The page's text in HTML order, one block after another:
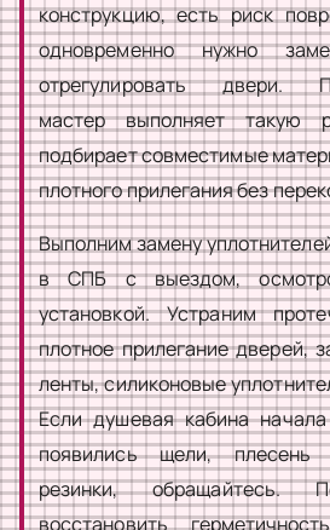
конструкцию, есть риск
одновременно нужно
отрегулировать двери.
мастер выполняет такую
подбирает совместимые
плотного прилегания без
Выполним замену
в СПБ с выездом,
установкой. Устраним
плотное прилегание дверей,
ленты, силиконовые
Если душевая кабина
появились щели, плесень
резинки, обращайтесь.
восстановить